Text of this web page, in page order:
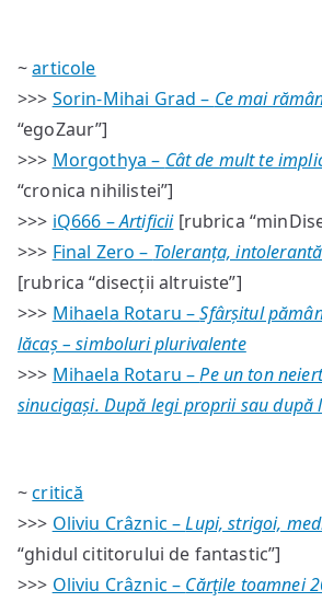
~articole
>>> Sorin-Mihai Grad – Ce mai
“egoZaur”]
>>> Morgothya – Cât de mult te
“cronica nihilistei”]
>>> iQ666 –Artificii[rubrica
>>> Final Zero – Toleranța,
[rubrica “disecții altruiste”]
>>> Mihaela Rotaru –Sfârșitul
lăcaș – simboluri plurivalente
>>> Mihaela Rotaru –Pe un ton
sinucigași. După legi proprii sau după
~critică
>>> Oliviu Crâznic –Lupi, strigoi,
“ghidul cititorului de fantastic”]
>>> Oliviu Crâznic – Cărţile toamnei